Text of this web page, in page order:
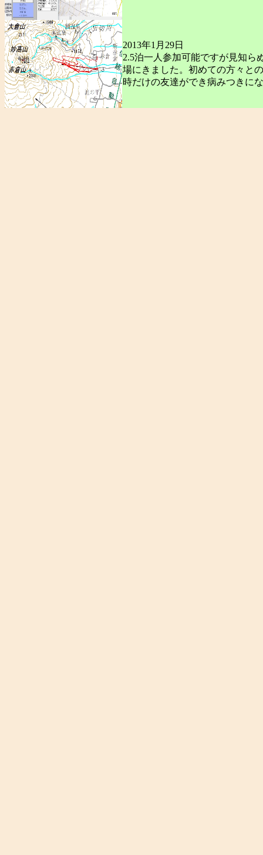
2013年1月29日
2.5泊一人参加可能ですが見知ら
場にきました。初めての方々と
時だけの友達ができ病みつきに